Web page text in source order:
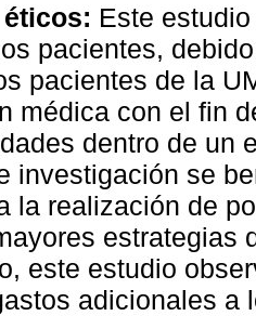
Este
pacientes,
pacientes de la
médica con el fin
dentro de un
investigación se
la realización de
estrategias
este estudio
adicionales a